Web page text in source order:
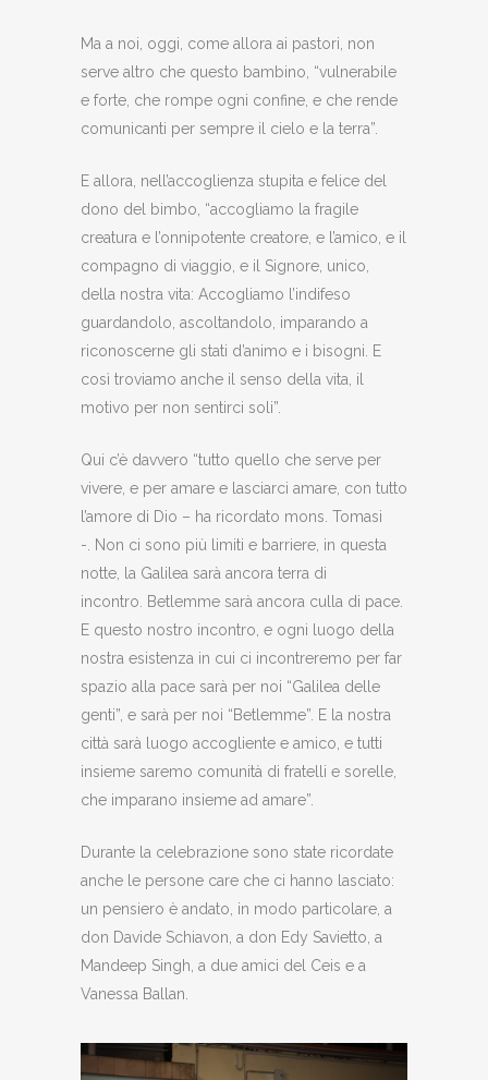
Ma a noi, oggi, come allora ai pastori, non
serve altro che questo bambino, “vulnerabile
e forte, che rompe ogni confine, e che rende
comunicanti per sempre il cielo e la terra”.
E allora, nell’accoglienza stupita e felice del
dono del bimbo, “accogliamo la fragile
creatura e l’onnipotente creatore, e l’amico, e il
compagno di viaggio, e il Signore, unico,
della nostra vita: Accogliamo l’indifeso
guardandolo, ascoltandolo, imparando a
riconoscerne gli stati d’animo e i bisogni. E
così troviamo anche il senso della vita, il
motivo per non sentirci soli”.
Qui c’è davvero “tutto quello che serve per
vivere, e per amare e lasciarci amare, con tutto
l’amore di Dio – ha ricordato mons. Tomasi
-. Non ci sono più limiti e barriere, in questa
notte, la Galilea sarà ancora terra di
incontro. Betlemme sarà ancora culla di pace.
E questo nostro incontro, e ogni luogo della
nostra esistenza in cui ci incontreremo per far
spazio alla pace sarà per noi “Galilea delle
genti”, e sarà per noi “Betlemme”. E la nostra
città sarà luogo accogliente e amico, e tutti
insieme saremo comunità di fratelli e sorelle,
che imparano insieme ad amare”.
Durante la celebrazione sono state ricordate
anche le persone care che ci hanno lasciato:
un pensiero è andato, in modo particolare, a
don Davide Schiavon, a don Edy Savietto, a
Mandeep Singh, a due amici del Ceis e a
Vanessa Ballan.